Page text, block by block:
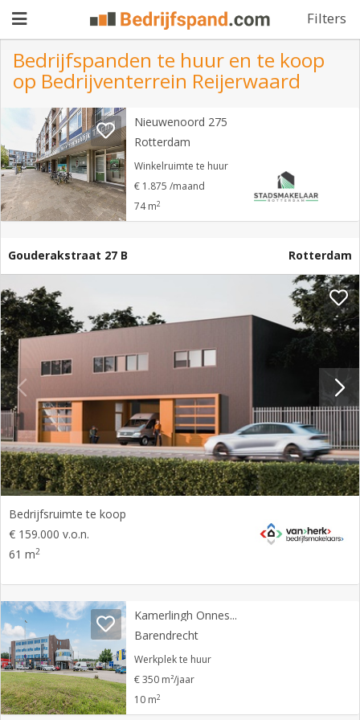
Filters
Pand
aanbieden
Pand
zoeken
Waarom
adverteren
Premium
adverteren
Blog
Registreren
Bedrijfspanden te huur en te koop
op Bedrijventerrein Reijerwaard
Nieuwenoord 275
Rotterdam
Winkelruimte te huur
€ 1.875 /maand
74 m2
Gouderakstraat 27 B Rotterdam
Bedrijfsruimte te koop
€ 159.000 v.o.n.
61 m2
Kamerlingh Onnesweg 10 a
Barendrecht
Werkplek te huur
€ 350 m²/jaar
10 m2